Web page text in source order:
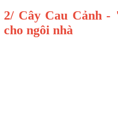
2/ Cây Cau Cảnh
cho ngôi nhà